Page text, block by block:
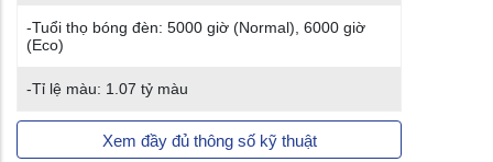
-Tuổi thọ bóng đèn: 5000 giờ (Normal), 6000 giờ
(Eco)
-Tỉ lệ màu: 1.07 tỷ màu
Xem đầy đủ thông số kỹ thuật